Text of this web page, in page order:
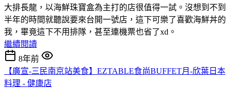
大排長龍，以海鮮珠寶盒為主打的店很值得一試。沒想到不到
半年的時間就聽說要來台開一號店，這下可樂了喜歡海鮮丼的
我，畢竟這下不用排隊，甚至連機票也省了xd。
繼續閱讀
8年前
【廣宣-三民南京站美食】EZTABLE食尚BUFFET月-欣葉日本
料理 - 健康店